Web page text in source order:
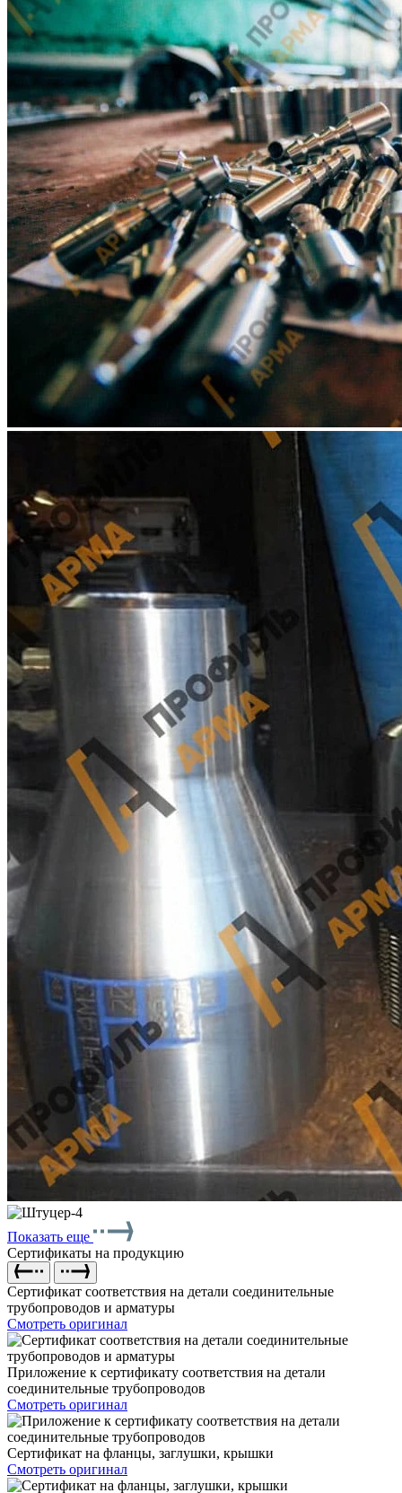
Показать еще
Сертификаты на продукцию
Сертификат соответствия на детали соединительные
трубопроводов и арматуры
Смотреть оригинал
Приложение к сертификату соответствия на детали
соединительные трубопроводов
Смотреть оригинал
Сертификат на фланцы, заглушки, крышки
Смотреть оригинал